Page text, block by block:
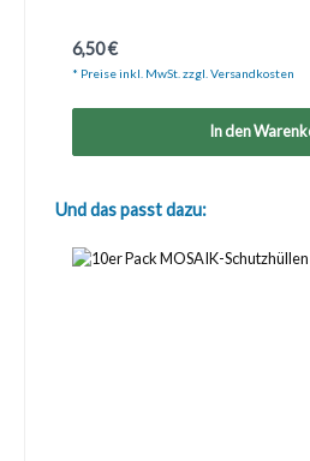
Regulärer Preis:
6,50 €
* Preise inkl. MwSt. zzgl. Versandkosten
In den
Produktgalerie überspringen
Und das passt dazu: